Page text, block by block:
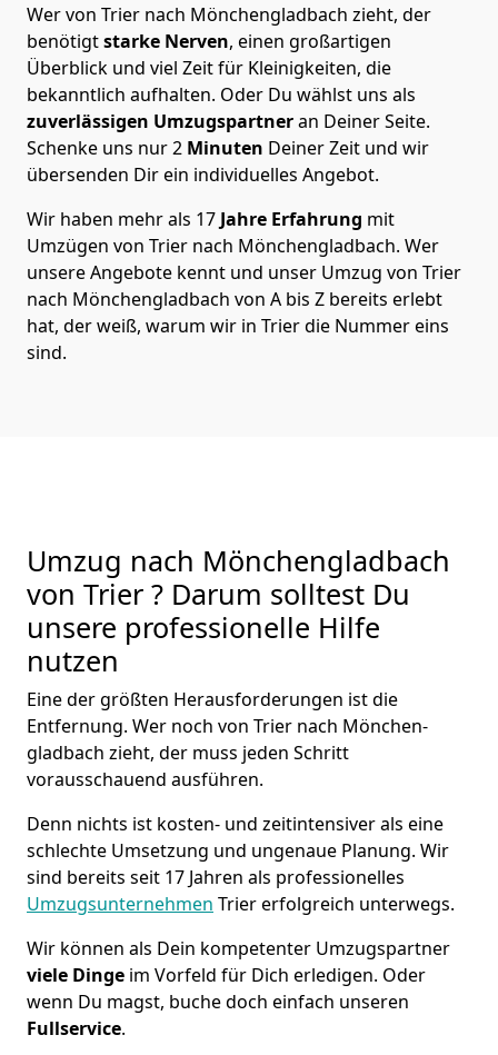
Wer von Trier nach Mönchen­gladbach zieht, der
benötigtstarke Nerven, einen großartigen
Überblick und viel Zeit für Kleinigkeiten, die
bekanntlich aufhalten. Oder Du wählst uns als
zuverlässigen Umzugspartneran Deiner Seite.
Schenke uns nur2 Minuten Deiner Zeit und wir
übersenden Dir ein individuelles Angebot.
Wir haben mehr als 17 Jahre Erfahrung mit
Umzügen von Trier nach Mönchen­gladbach. Wer
unsere Angebote kennt und unser Umzug von Trier
nach Mönchen­gladbach von A bis Z bereits erlebt
hat, der weiß, warum wir in Trier die Nummer eins
sind.
Umzug nach Mönchen­gladbach
von Trier ? Darum solltest Du
unsere professionelle Hilfe
nutzen
Eine der größten Herausforderungen ist die
Entfernung. Wer noch von Trier nach Mönchen­
gladbach zieht, der muss jeden Schritt
vorausschauend ausführen.
Denn nichts ist kosten- und zeitintensiver als eine
schlechte Umsetzung und ungenaue Planung. Wir
sind bereits seit 17 Jahren als professionelles
Umzugsunternehmen Trier erfolgreich unterwegs.
Wir können als Dein kompetenter Umzugspartner
viele Dinge im Vorfeld für Dich erledigen. Oder
wenn Du magst, buche doch einfach unseren
Fullservice.